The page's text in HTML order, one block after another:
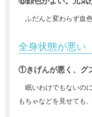
ふだんと変わらず血
全身状態が悪い
①きげんが悪く、グ
眠いわけでもないの
もちゃなどを見せても